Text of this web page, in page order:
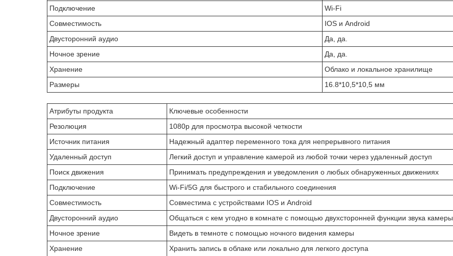
Подключение
Wi-Fi
Совместимость
IOS и Android
Двусторонний аудио
Да, да.
Ночное зрение
Да, да.
Хранение
Облако и локальное хранилище
Размеры
16.8*10,5*10,5 мм
Атрибуты продукта
Ключевые особенности
Резолюция
1080p для просмотра высокой четкости
Источник питания
Надежный адаптер переменного тока для непрерывного питания
Удаленный доступ
Легкий доступ и управление камерой из любой точки через удаленный доступ
Поиск движения
Принимать предупреждения и уведомления о любых обнаруженных движениях
Подключение
Wi-Fi/5G для быстрого и стабильного соединения
Совместимость
Совместима с устройствами IOS и Android
Двусторонний аудио
Общаться с кем угодно в комнате с помощью двухсторонней функции звука камеры
Ночное зрение
Видеть в темноте с помощью ночного видения камеры
Хранение
Хранить запись в облаке или локально для легкого доступа